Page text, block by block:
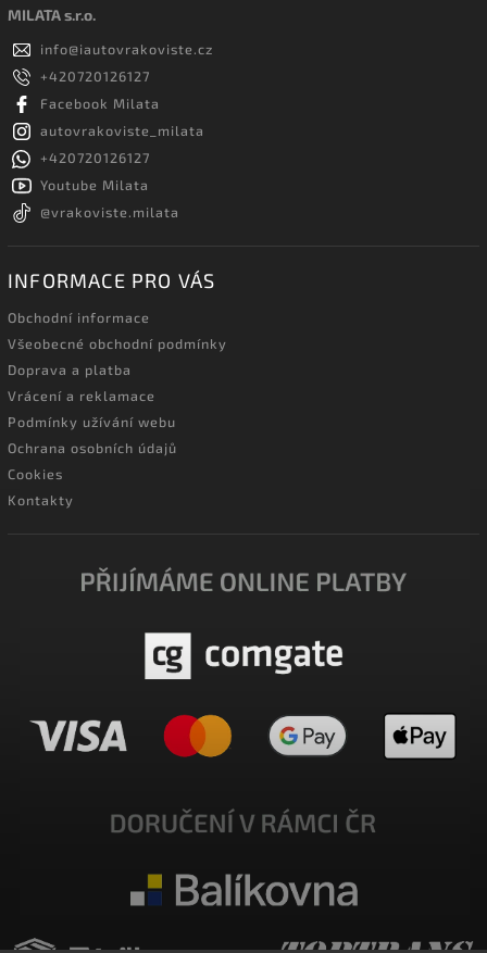
MILATA s.r.o.
info@iautovrakoviste.cz
+420720126127
Facebook Milata
autovrakoviste_milata
+420720126127
Youtube Milata
@vrakoviste.milata
INFORMACE PRO VÁS
Obchodní informace
Všeobecné obchodní podmínky
Doprava a platba
Vrácení a reklamace
Podmínky užívání webu
Ochrana osobních údajů
Cookies
Kontakty